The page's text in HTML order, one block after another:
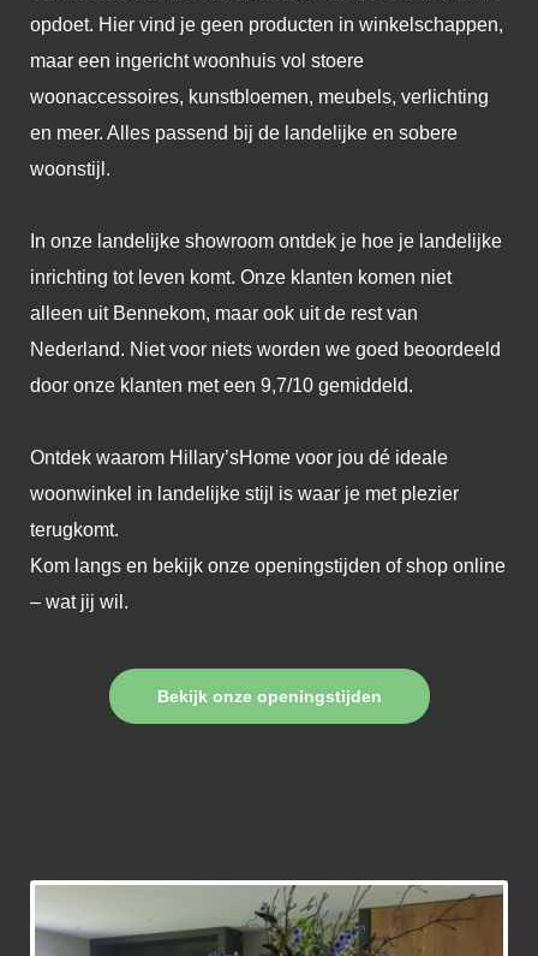
opdoet. Hier vind je geen producten in winkelschappen,
maar een ingericht woonhuis vol stoere
woonaccessoires, kunstbloemen, meubels, verlichting
en meer. Alles passend bij de landelijke en sobere
woonstijl.
In onze landelijke showroom ontdek je hoe je landelijke
inrichting tot leven komt. Onze klanten komen niet
alleen uit Bennekom, maar ook uit de rest van
Nederland. Niet voor niets worden we goed beoordeeld
door onze klanten met een 9,7/10 gemiddeld.
Ontdek waarom Hillary’sHome voor jou dé ideale
woonwinkel in landelijke stijl is waar je met plezier
terugkomt.
Kom langs en bekijk onze openingstijden of shop online
– wat jij wil.
Bekijk onze openingstijden